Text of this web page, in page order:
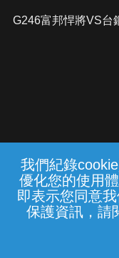
我們紀錄
優化您的使用
即表示您同意
保護資訊，請
G246富邦悍將VS台
常見問題 線上
中華電信
(統一